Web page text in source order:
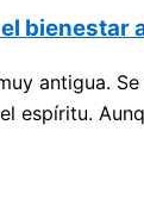
bienestar
antigua.
espíritu.